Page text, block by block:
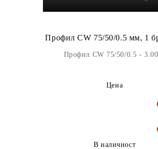
Профил CW 75/50/0.5 мм, 1
Профил CW 75/50/0.5 -
Цена
В наличност